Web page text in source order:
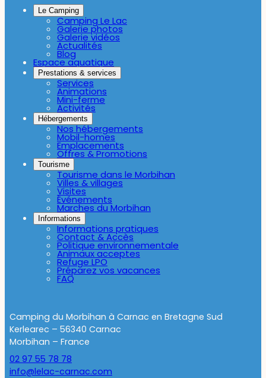
Le Camping
Camping Le Lac
Galerie photos
Galerie vidéos
Actualités
Blog
Espace aquatique
Prestations & services
Services
Animations
Mini-ferme
Activités
Hébergements
Nos hébergements
Mobil-homes
Emplacements
Offres & Promotions
Tourisme
Tourisme dans le Morbihan
Villes & villages
Visites
Événements
Marches du Morbihan
Informations
Informations pratiques
Contact & Accès
Politique environnementale
Animaux acceptes
Refuge LPO
Préparez vos vacances
FAQ
Camping du Morbihan à Carnac en Bretagne Sud
Kerlearec – 56340 Carnac
Morbihan – France
02 97 55 78 78
info@lelac-carnac.com